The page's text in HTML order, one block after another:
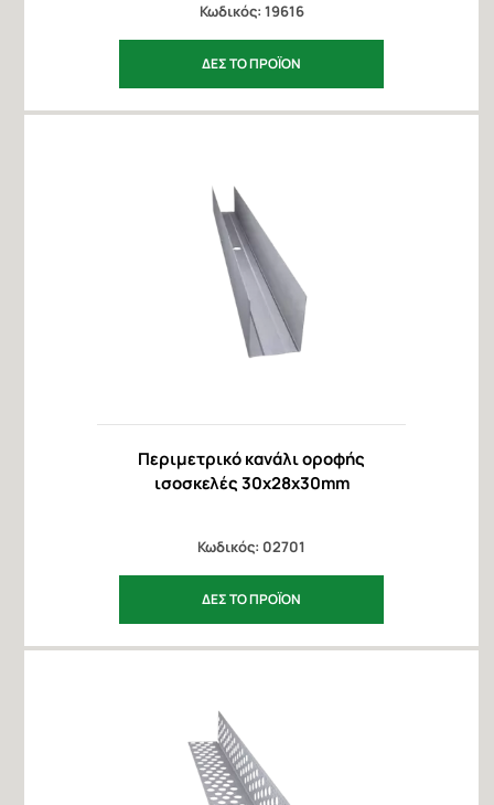
Κωδικός: 19616
ΔΕΣ ΤΟ ΠΡΟΪΟΝ
Περιμετρικό κανάλι οροφής
ισοσκελές 30x28x30mm
Κωδικός: 02701
ΔΕΣ ΤΟ ΠΡΟΪΟΝ